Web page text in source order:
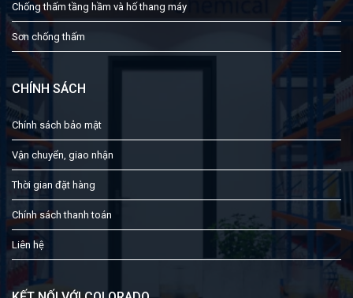
Chống thấm tầng hầm và hố thang máy
Sơn chống thấm
CHÍNH SÁCH
Chính sách bảo mật
Vận chuyển, giao nhận
Thời gian đặt hàng
Chính sách thanh toán
Liên hệ